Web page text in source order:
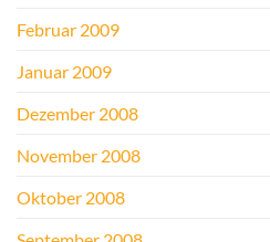
Februar 2009
Januar 2009
Dezember 2008
November 2008
Oktober 2008